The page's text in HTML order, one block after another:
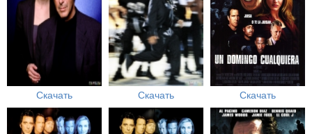
Скачать Скачать Скачать